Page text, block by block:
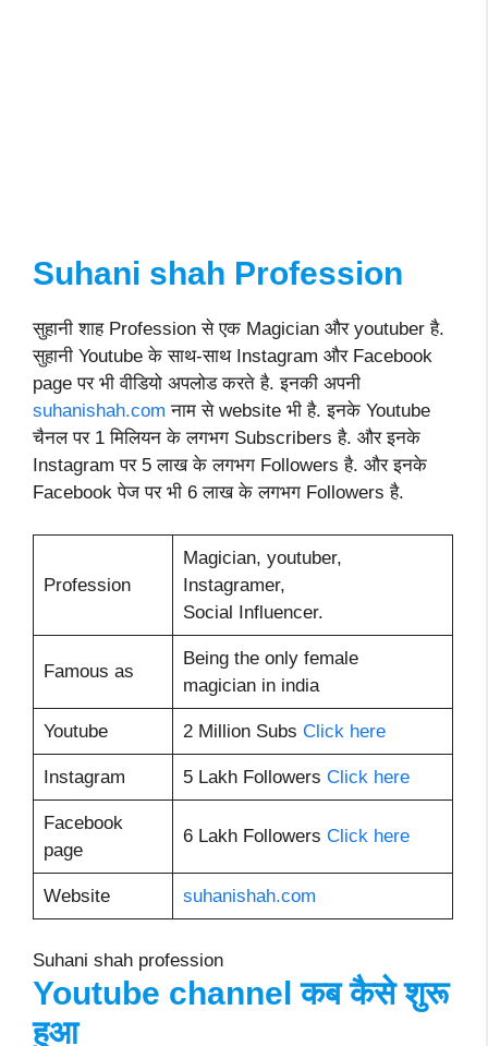
Suhani shah Profession
सुहानी शाह Profession से एक Magician और youtuber है.
सुहानी Youtube के साथ-साथ Instagram और Facebook
page पर भी वीडियो अपलोड करते है. इनकी अपनी
suhanishah.com नाम से website भी है. इनके Youtube
चैनल पर 1 मिलियन के लगभग Subscribers है. और इनके
Instagram पर 5 लाख के लगभग Followers है. और इनके
Facebook पेज पर भी 6 लाख के लगभग Followers है.
Profession
Magician, youtuber,
Instagramer,
Social Influencer.
Famous as
Being the only female
magician in india
Youtube 2 Million Subs Click here
Instagram 5 Lakh Followers Click here
Facebook
page
6 Lakh Followers Click here
Website suhanishah.com
Suhani shah profession
Youtube channel कब कैसे शुरू
हुआ